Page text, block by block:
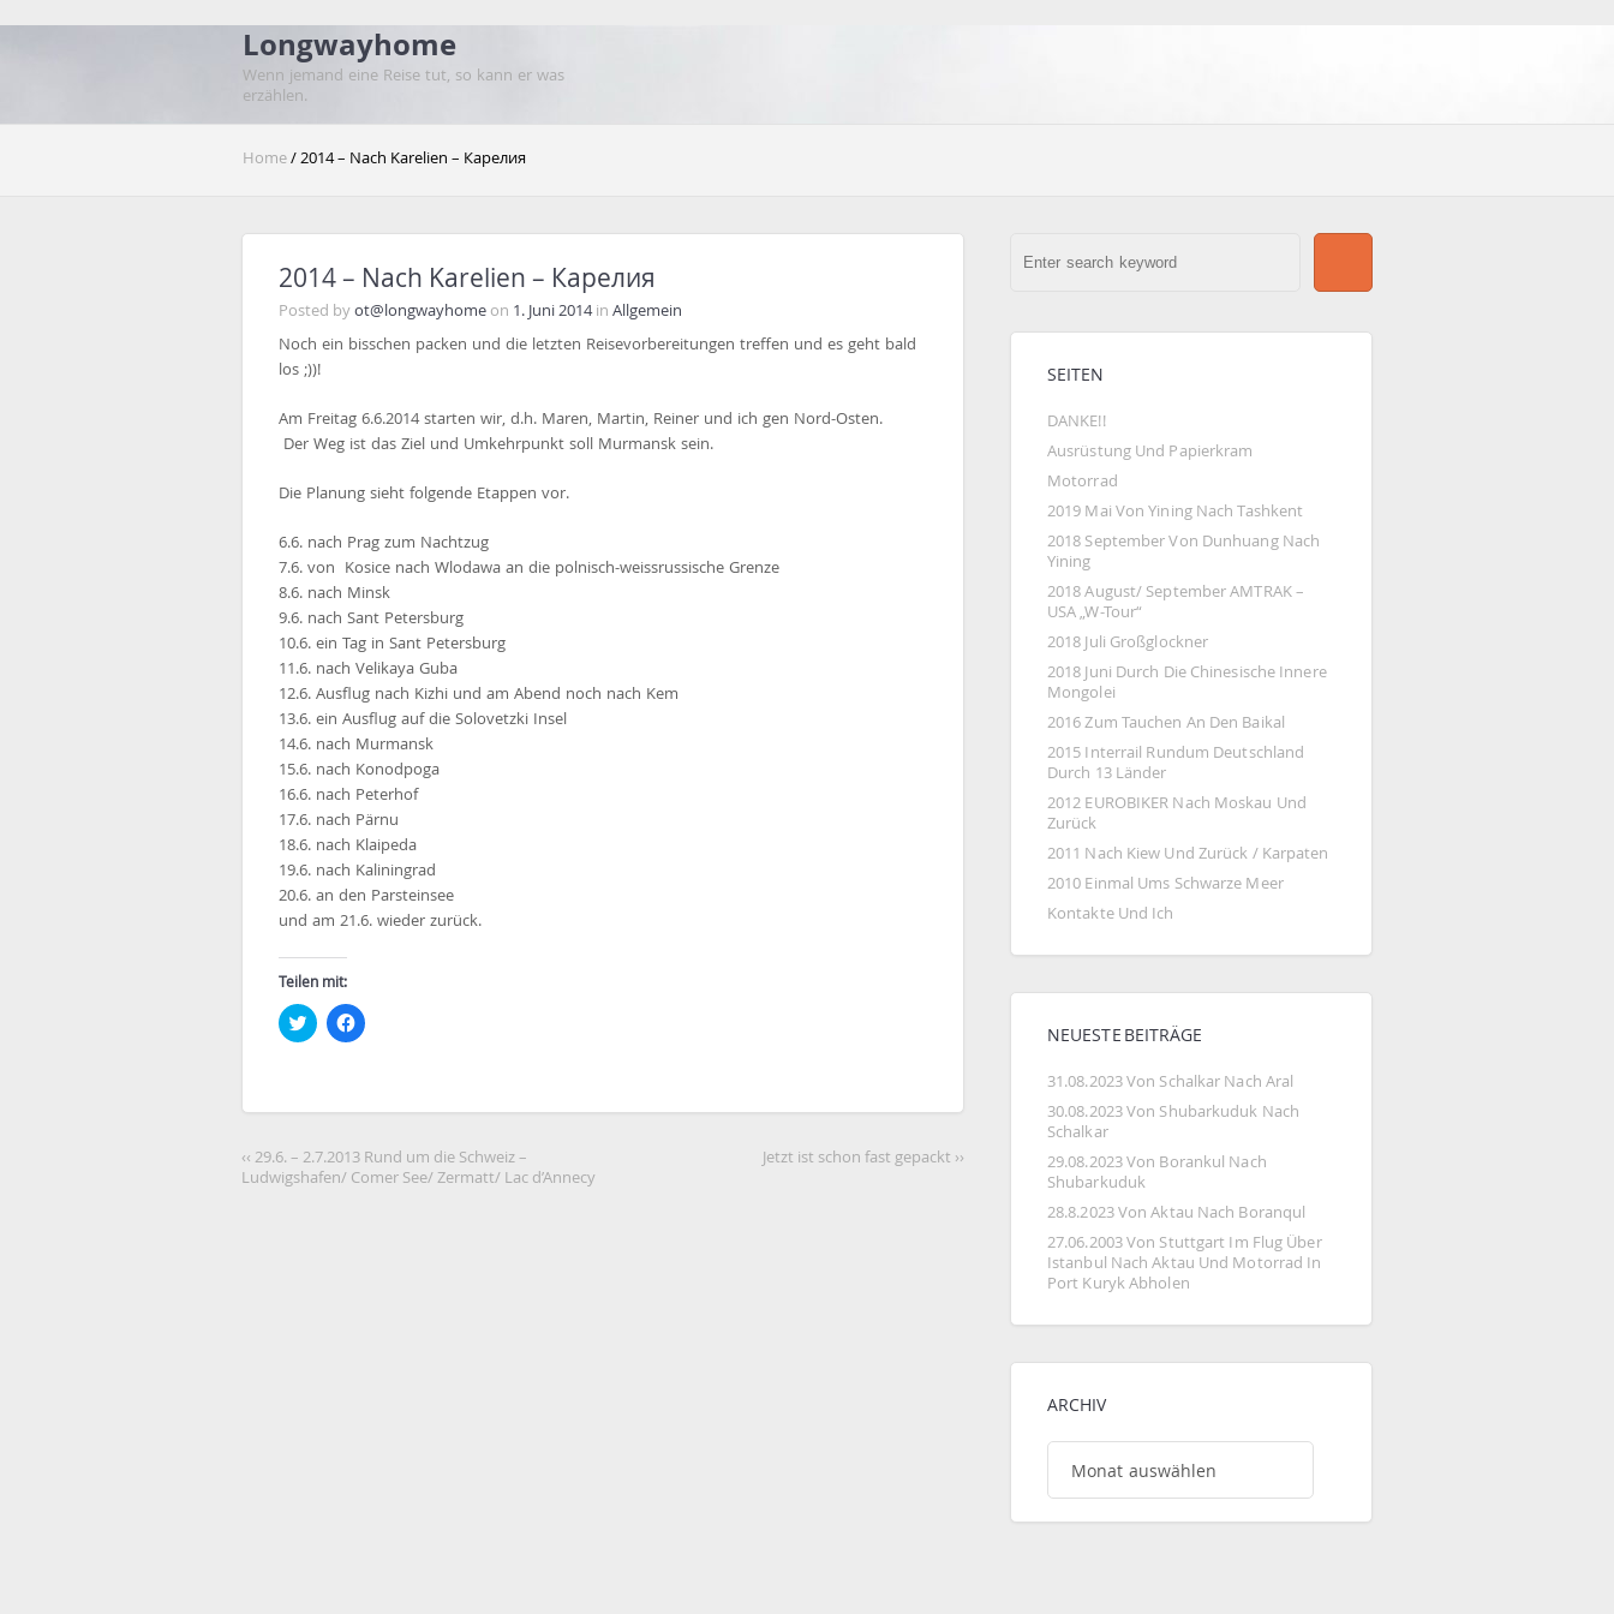
Longwayhome
Wenn jemand eine Reise tut, so kann er was
erzählen.
Home/ 2014 – Nach Karelien – Карелия
2014 – Nach Karelien – Карелия
Posted byot@longwayhome on 1. Juni 2014in Allgemein
Noch ein bisschen packen und die letzten Reisevorbereitungen treffen und es geht bald
los ;))!
Am Freitag 6.6.2014 starten wir, d.h. Maren, Martin, Reiner und ich gen Nord-Osten.
Der Weg ist das Ziel und Umkehrpunkt soll Murmansk sein.
Die Planung sieht folgende Etappen vor.
6.6. nach Prag zum Nachtzug
7.6. von Kosice nach Wlodawa an die polnisch-weissrussische Grenze
8.6. nach Minsk
9.6. nach Sant Petersburg
10.6. ein Tag in Sant Petersburg
11.6. nach Velikaya Guba
12.6. Ausflug nach Kizhi und am Abend noch nach Kem
13.6. ein Ausflug auf die Solovetzki Insel
14.6. nach Murmansk
15.6. nach Konodpoga
16.6. nach Peterhof
17.6. nach Pärnu
18.6. nach Klaipeda
19.6. nach Kaliningrad
20.6. an den Parsteinsee
und am 21.6. wieder zurück.
Teilen mit:
Klick,
um
(Wird
Fenster
geöffnet)
Klick,
um
(Wird
Fenster
geöffnet)
‹‹ 29.6. – 2.7.2013 Rund um die Schweiz –
Ludwigshafen/ Comer See/ Zermatt/ Lac d’Annecy
Jetzt ist schon fast gepackt ››
SEITEN
DANKE!!
Ausrüstung Und Papierkram
Motorrad
2019 Mai Von Yining Nach Tashkent
2018 September Von Dunhuang Nach
Yining
2018 August/ September AMTRAK –
USA „W-Tour“
2018 Juli Großglockner
2018 Juni Durch Die Chinesische Innere
Mongolei
2016 Zum Tauchen An Den Baikal
2015 Interrail Rundum Deutschland
Durch 13 Länder
2012 EUROBIKER Nach Moskau Und
Zurück
2011 Nach Kiew Und Zurück / Karpaten
2010 Einmal Ums Schwarze Meer
Kontakte Und Ich
NEUESTE BEITRÄGE
31.08.2023 Von Schalkar Nach Aral
30.08.2023 Von Shubarkuduk Nach
Schalkar
29.08.2023 Von Borankul Nach
Shubarkuduk
28.8.2023 Von Aktau Nach Boranqul
27.06.2003 Von Stuttgart Im Flug Über
Istanbul Nach Aktau Und Motorrad In
Port Kuryk Abholen
ARCHIV
Archiv
Monat auswählen